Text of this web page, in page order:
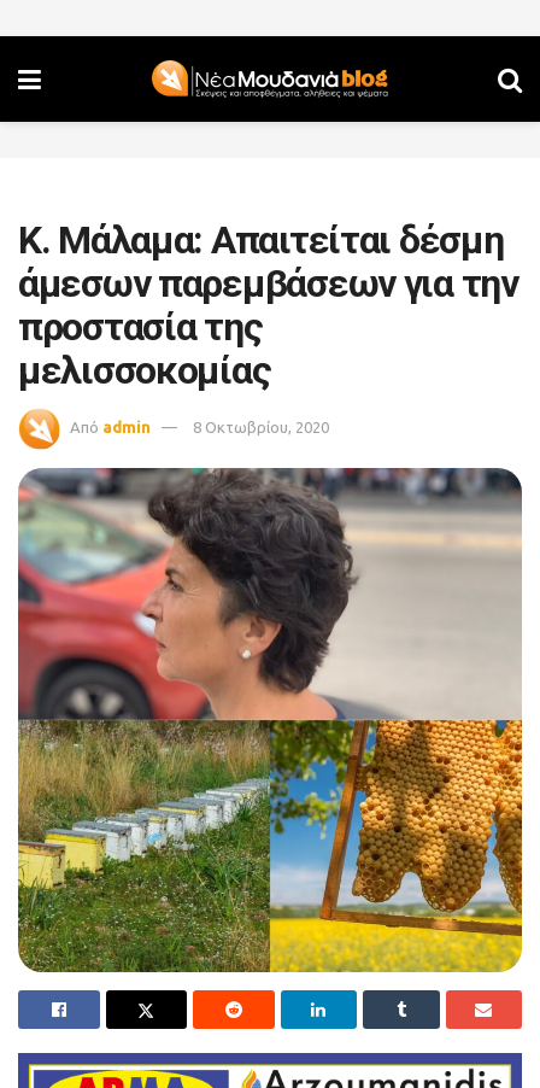
Κ. Μάλαμα: Απαιτείται δέσμη
άμεσων παρεμβάσεων για την
προστασία της
μελισσοκομίας
Από admin 8 Οκτωβρίου, 2020